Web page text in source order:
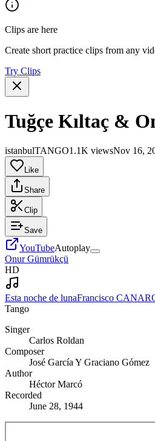
Clips are here
Create short practice clips from any
Try Clips
Tuğçe Kıltaç &
istanbulTANGO1.1K viewsNov 16,
Like
Share
Clip
Save
YouTubeAutoplay
Onur Gümrükçü
HD
Esta noche de lunaFrancisco
Tango
Singer
Carlos Roldan
Composer
José García Y Graciano Gómez
Author
Héctor Marcó
Recorded
June 28, 1944